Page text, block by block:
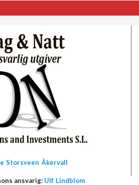
Storsveen Åkervall
ansvarig: Ulf Lindblom